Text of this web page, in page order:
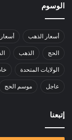
الوسوم
أسعار الذهب
الحج الذهب
الولايات المتحدة
عاجل موسم الحج
إتبعنا